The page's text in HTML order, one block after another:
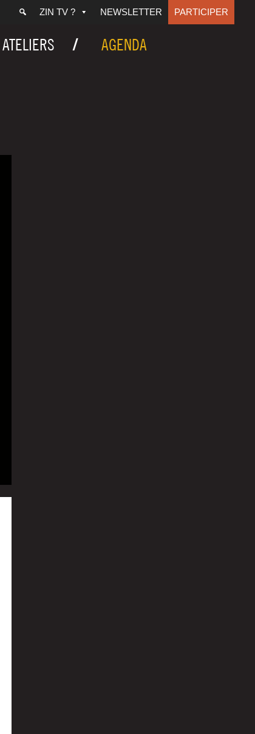
ZIN TV ? NEWSLETTER PARTICIPER
ATELIERS AGENDA